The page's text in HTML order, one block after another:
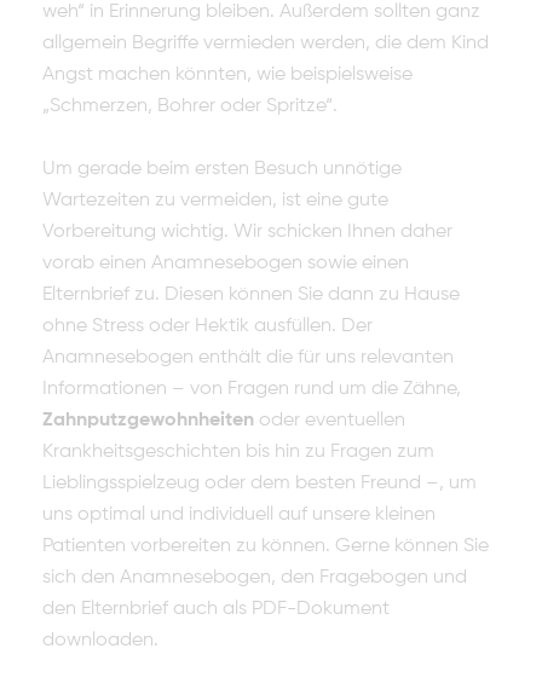
weh“ in Erinnerung bleiben. Außerdem sollten ganz
allgemein Begriffe vermieden werden, die dem Kind
Angst machen könnten, wie beispielsweise
„Schmerzen, Bohrer oder Spritze“.
Um gerade beim ersten Besuch unnötige
Wartezeiten zu vermeiden, ist eine gute
Vorbereitung wichtig. Wir schicken Ihnen daher
vorab einen Anamnesebogen sowie einen
Elternbrief zu. Diesen können Sie dann zu Hause
ohne Stress oder Hektik ausfüllen. Der
Anamnesebogen enthält die für uns relevanten
Informationen – von Fragen rund um die Zähne,
Zahnputzgewohnheiten oder eventuellen
Krankheitsgeschichten bis hin zu Fragen zum
Lieblingsspielzeug oder dem besten Freund –, um
uns optimal und individuell auf unsere kleinen
Patienten vorbereiten zu können. Gerne können Sie
sich den Anamnesebogen, den Fragebogen und
den Elternbrief auch als PDF-Dokument
downloaden.